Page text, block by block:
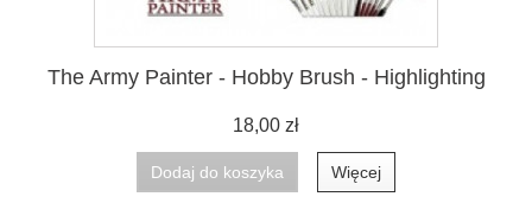
The Army Painter - Hobby Brush - Highlighting
18,00 zł
Dodaj do koszyka Więcej